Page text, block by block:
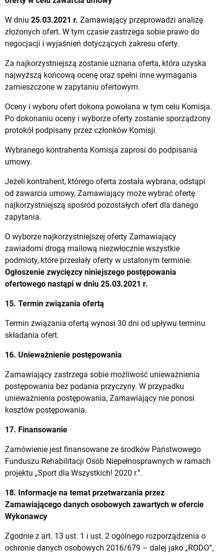
W dniu 25.03.2021 r. Zamawiający przeprowadzi analizę
złożonych ofert. W tym czasie zastrzega sobie prawo do
negocjacji i wyjaśnień dotyczących zakresu oferty.
Za najkorzystniejszą zostanie uznana oferta, która uzyska
najwyższą końcową ocenę oraz spełni inne wymagania
zamieszczone w zapytaniu ofertowym.
Oceny i wyboru ofert dokona powołana w tym celu Komisja.
Po dokonaniu oceny i wyborze oferty zostanie sporządzony
protokół podpisany przez członków Komisji.
Wybranego kontrahenta Komisja zaprosi do podpisania
umowy.
Jeżeli kontrahent, którego oferta została wybrana, odstąpi
od zawarcia umowy, Zamawiający może wybrać ofertę
najkorzystniejszą spośród pozostałych ofert dla danego
zapytania.
O wyborze najkorzystniejszej oferty Zamawiający
zawiadomi drogą mailową niezwłocznie wszystkie
podmioty, które przesłały oferty w ustalonym terminie.
Ogłoszenie zwycięzcy niniejszego postępowania
ofertowego nastąpi w dniu 25.03.2021 r.
15. Termin związania ofertą
Termin związania ofertą wynosi 30 dni od upływu terminu
składania ofert.
16. Unieważnienie postępowania
Zamawiający zastrzega sobie możliwość unieważnienia
postępowania bez podania przyczyny. W przypadku
unieważnienia postępowania, Zamawiający nie ponosi
kosztów postępowania.
17. Finansowanie
Zamówienie jest finansowane ze środków Państwowego
Funduszu Rehabilitacji Osób Niepełnosprawnych w ramach
projektu „Sport dla Wszystkich! 2020 r.”.
18. Informacje na temat przetwarzania przez
Zamawiającego danych osobowych zawartych w ofercie
Wykonawcy
Zgodnie z art. 13 ust. 1 i ust. 2 ogólnego rozporządzenia o
ochronie danych osobowych 2016/679 – dalej jako „RODO”,